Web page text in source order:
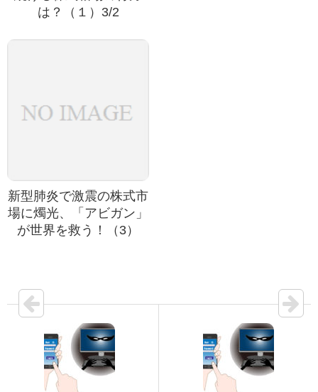
は？（１）3/2
新型肺炎で激震の株式市
場に燭光、「アビガン」
が世界を救う！（3）